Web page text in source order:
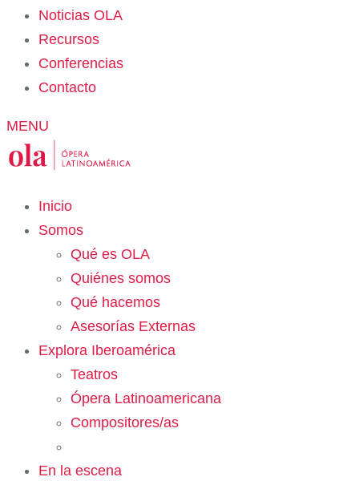
Noticias OLA
Recursos
Conferencias
Contacto
MENU
Inicio
Somos
Qué es OLA
Quiénes somos
Qué hacemos
Asesorías Externas
Explora Iberoamérica
Teatros
Ópera Latinoamericana
Compositores/as
En la escena